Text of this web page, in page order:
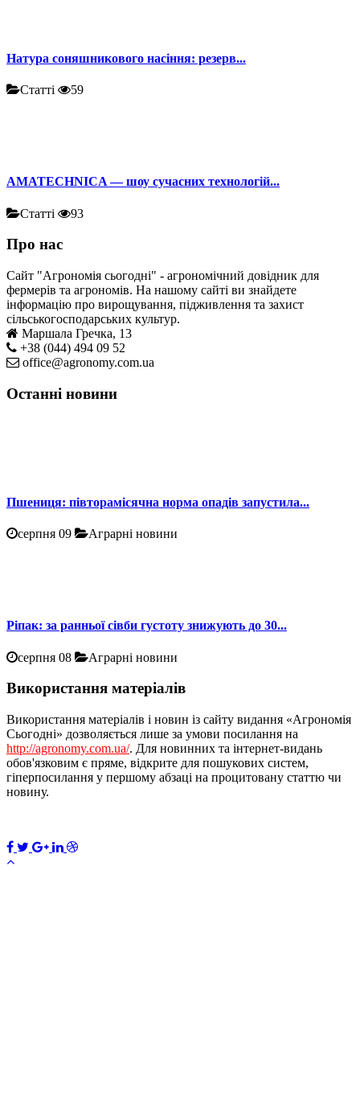
Натура соняшникового насіння: резерв...
Статті 59
AMATECHNICA — шоу сучасних технологій...
Статті 93
Про нас
Сайт "Агрономія сьогодні" - агрономічний довідник для
фермерів та агрономів. На нашому сайті ви знайдете
інформацію про вирощування, підживлення та захист
сільськогосподарських культур.
Маршала Гречка, 13
+38 (044) 494 09 52
office@agronomy.com.ua
Останні новини
Пшениця: півторамісячна норма опадів запустила...
серпня 09 Аграрні новини
Ріпак: за ранньої сівби густоту знижують до 30...
серпня 08 Аграрні новини
Використання матеріалів
Використання матеріалів і новин із сайту видання «Агрономія
Сьогодні» дозволяється лише за умови посилання на
http://agronomy.com.ua/. Для новинних та інтернет-видань
обов'язковим є пряме, відкрите для пошукових систем,
гіперпосилання у першому абзаці на процитовану статтю чи
новину.